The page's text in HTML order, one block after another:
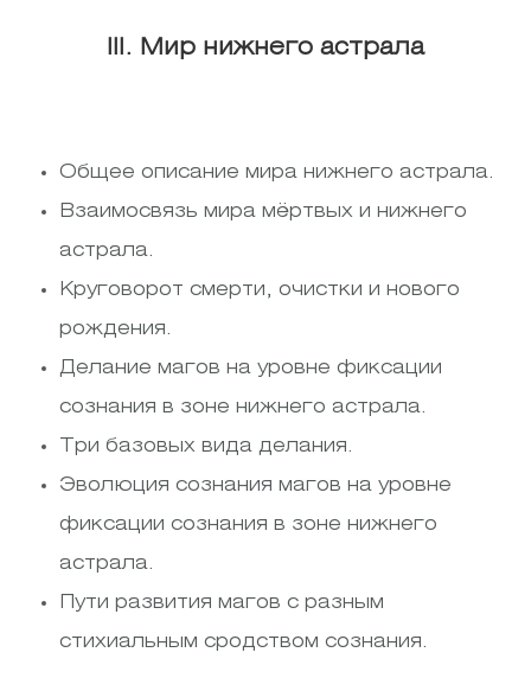
III. Мир нижнего астрала
Общее описание мира нижнего астрала.
Взаимосвязь мира мёртвых и нижнего
астрала.
Круговорот смерти, очистки и нового
рождения.
Делание магов на уровне фиксации
сознания в зоне нижнего астрала.
Три базовых вида делания.
Эволюция сознания магов на уровне
фиксации сознания в зоне нижнего
астрала.
Пути развития магов с разным
стихиальным сродством сознания.